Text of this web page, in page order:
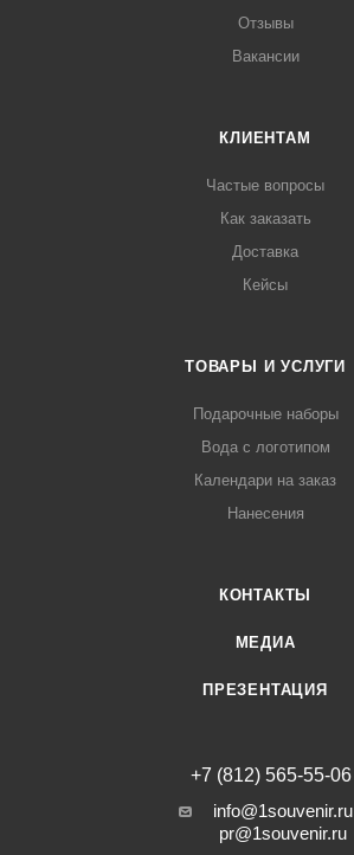
Отзывы
Вакансии
КЛИЕНТАМ
Частые вопросы
Как заказать
Доставка
Кейсы
ТОВАРЫ И УСЛУГИ
Подарочные наборы
Вода с логотипом
Календари на заказ
Нанесения
КОНТАКТЫ
МЕДИА
ПРЕЗЕНТАЦИЯ
+7 (812) 565-55-06
info@1souvenir.ru
pr@1souvenir.ru